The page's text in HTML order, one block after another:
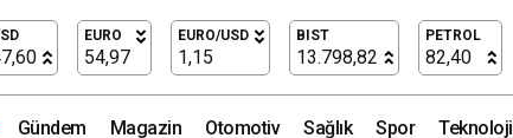
EURO
54,97
EURO/USD
1,15
BIST
13.798,82
PETROL
82,40
Gündem Magazin Otomotiv Sağlık Spor Teknoloji